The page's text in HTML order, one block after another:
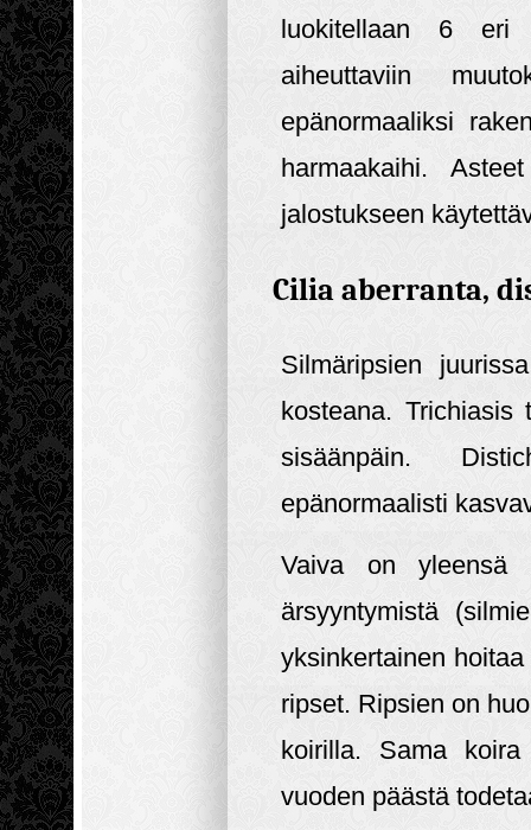
luokitellaan 6 eri
aiheuttaviin
epänormaaliksi
harmaakaihi.
jalostukseen
Cilia aberranta,
Silmäripsien
kosteana. Trichiasis
sisäänpäin.
epänormaalisti
Vaiva on yleensä
ärsyyntymistä
yksinkertainen
ripset. Ripsien on
koirilla. Sama
vuoden päästä